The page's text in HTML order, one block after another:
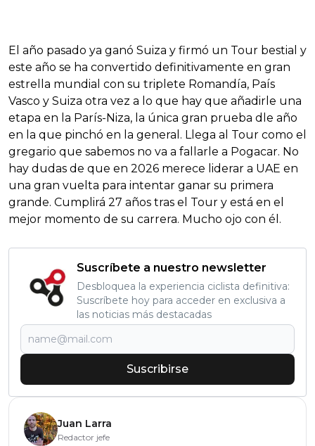
El año pasado ya ganó Suiza y firmó un Tour bestial y
este año se ha convertido definitivamente en gran
estrella mundial con su triplete Romandía, País
Vasco y Suiza otra vez a lo que hay que añadirle una
etapa en la París-Niza, la única gran prueba dle año
en la que pinchó en la general. Llega al Tour como el
gregario que sabemos no va a fallarle a Pogacar. No
hay dudas de que en 2026 merece liderar a UAE en
una gran vuelta para intentar ganar su primera
grande. Cumplirá 27 años tras el Tour y está en el
mejor momento de su carrera. Mucho ojo con él.
Suscríbete a nuestro newsletter
Desbloquea la experiencia ciclista definitiva:
Suscríbete hoy para acceder en exclusiva a
las noticias más destacadas
Suscribirse
Juan Larra
Redactor jefe